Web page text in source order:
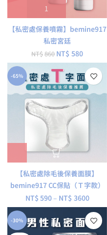
【私密處保養噴霧】bemine917
私密宮廷
NT$860 NT$ 580
-65%
【私密處除毛後保養面膜】
bemine917 CC保貼（Ｔ字款）
NT$ 590 – NT$ 3600
-30%